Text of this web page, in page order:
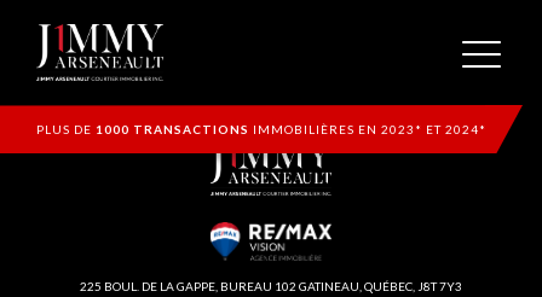
PLUS DE 1000 TRANSACTIONS IMMOBILIÈRES EN 2023* ET 2024*
225 BOUL. DE LA GAPPE, BUREAU 102 GATINEAU, QUÉBEC, J8T 7Y3